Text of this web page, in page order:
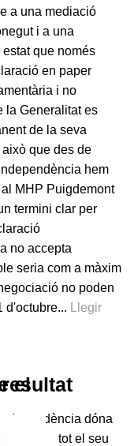
a una mediació
i a una
que només
en paper
i no
la Generalitat es
de la seva
que des de
hem
MHP Puigdemont
termini clar per
no accepta
seria com a màxim
no poden
d'octubre...
Llegir
i el resultat
dóna
tot el seu